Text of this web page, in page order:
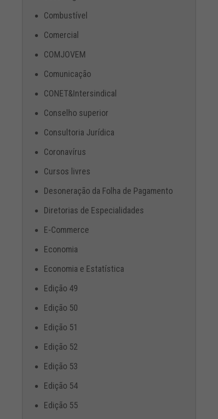
Combustível
Comercial
COMJOVEM
Comunicação
CONET&Intersindical
Conselho superior
Consultoria Jurídica
Coronavírus
Cursos livres
Desoneração da Folha de Pagamento
Diretorias de Especialidades
E-Commerce
Economia
Economia e Estatística
Edição 49
Edição 50
Edição 51
Edição 52
Edição 53
Edição 54
Edição 55